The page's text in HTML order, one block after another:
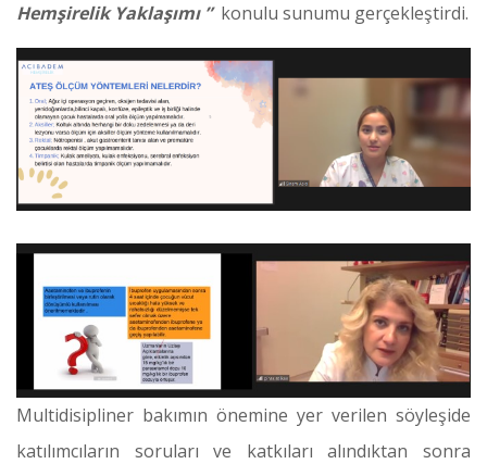
Hemşirelik Yaklaşımı ”konulu sunumu gerçekleştirdi.
Multidisipliner bakımın önemine yer verilen söyleşide
katılımcıların soruları ve katkıları alındıktan sonra